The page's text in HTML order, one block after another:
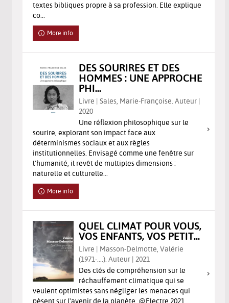
textes bibliques propre à sa profession. Elle explique
co...
More info
DES SOURIRES ET DES
HOMMES : UNE APPROCHE
PHI...
Livre | Sales, Marie-Françoise. Auteur |
2020
Une réflexion philosophique sur le
sourire, explorant son impact face aux
déterminismes sociaux et aux règles
institutionnelles. Envisagé comme une fenêtre sur
l'humanité, il revêt de multiples dimensions :
naturelle et culturelle...
More info
QUEL CLIMAT POUR VOUS,
VOS ENFANTS, VOS PETIT...
Livre | Masson-Delmotte, Valérie
(1971-....). Auteur | 2021
Des clés de compréhension sur le
réchauffement climatique qui se
veulent optimistes sans négliger les menaces qui
pèsent sur l'avenir de la planète. @Electre 2021